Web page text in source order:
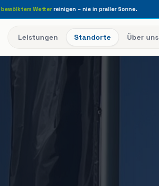
bewölktem Wetter reinigen – nie in praller Sonne.
Leistungen Standorte Über uns